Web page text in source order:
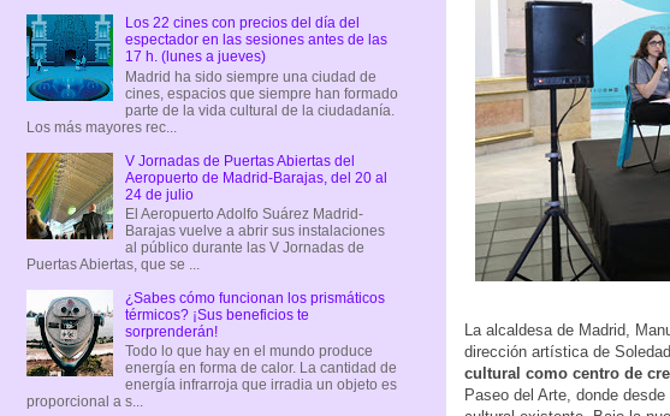
La alcaldesa de Madrid,
dirección artística de
cultural como centro de
Paseo del Arte, donde
Los 22 cines con precios del día del
espectador en las sesiones antes de las
17 h. (lunes a jueves)
Madrid ha sido siempre una ciudad de
cines, espacios que siempre han formado
parte de la vida cultural de la ciudadanía.
Los más mayores rec...
V Jornadas de Puertas Abiertas del
Aeropuerto de Madrid-Barajas, del 20 al
24 de julio
El Aeropuerto Adolfo Suárez Madrid-
Barajas vuelve a abrir sus instalaciones
al público durante las V Jornadas de
Puertas Abiertas, que se ...
¿Sabes cómo funcionan los prismáticos
térmicos? ¡Sus beneficios te
sorprenderán!
Todo lo que hay en el mundo produce
energía en forma de calor. La cantidad de
energía infrarroja que irradia un objeto es
proporcional a s...